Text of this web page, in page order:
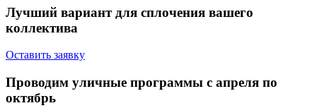
Лучший вариант для сплочения вашего
коллектива
Оставить заявку
Проводим уличные программы с апреля по
октябрь